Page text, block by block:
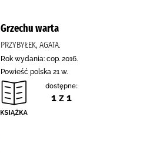
Grzechu warta
PRZYBYŁEK, AGATA.
Rok wydania: cop. 2016.
Powieść polska 21 w.
dostępne:
1 z 1